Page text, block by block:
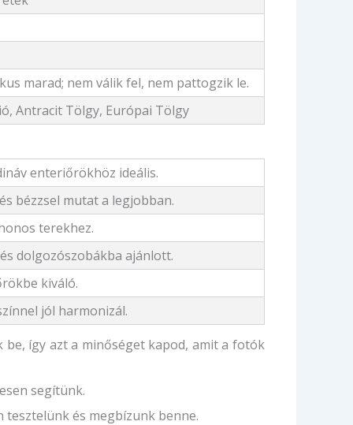
marad; nem válik fel, nem pattogzik le.
Antracit Tölgy, Európai Tölgy
enteriőrökhöz ideális.
bézzsel mutat a legjobban.
terekhez.
dolgozószobákba ajánlott.
kiváló.
jól harmonizál.
így azt a minőséget kapod, amit a fotók
segítünk.
és megbízunk benne.